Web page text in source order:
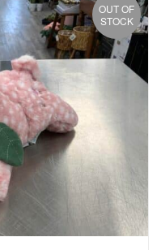
OUT OF
STOCK